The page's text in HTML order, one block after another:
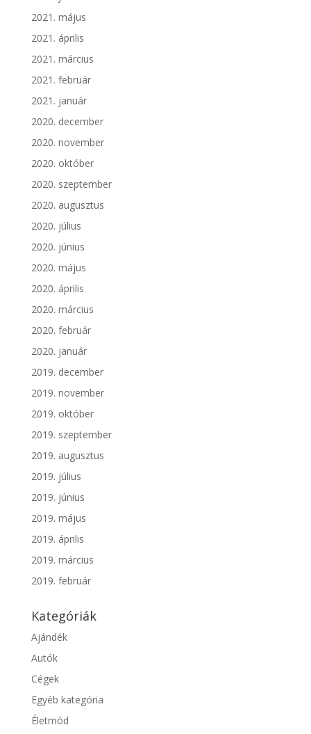
2021. május
2021. április
2021. március
2021. február
2021. január
2020. december
2020. november
2020. október
2020. szeptember
2020. augusztus
2020. július
2020. június
2020. május
2020. április
2020. március
2020. február
2020. január
2019. december
2019. november
2019. október
2019. szeptember
2019. augusztus
2019. július
2019. június
2019. május
2019. április
2019. március
2019. február
Kategóriák
Ajándék
Autók
Cégek
Egyéb kategória
Életmód